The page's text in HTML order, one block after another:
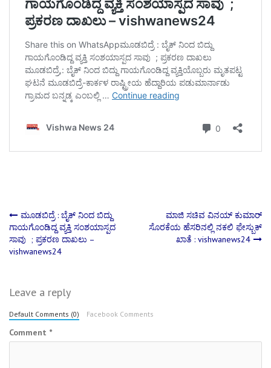
Post
navigation
ಮೂಡಬಿದ್ರೆ : ಬೈಕ್ ನಿಂದ ಬಿದ್ದು
ಗಾಯಗೊಂಡಿದ್ದ ವ್ಯಕ್ತಿ ಸಂಶಯಾಸ್ಪದ
ಸಾವು ; ಪ್ರಕರಣ ದಾಖಲು –
vishwanews24
ಮಾಜಿ ಸಚಿವ ವಿನಯ್ ಕುಮಾರ್
ಸೊರಕೆಯ ಹೆಸರಿನಲ್ಲಿ ನಕಲಿ ಫೇಸ್ಬುಕ್
ಖಾತೆ : vishwanews24
Leave a reply
Default Comments (0) Facebook Comments
Comment *